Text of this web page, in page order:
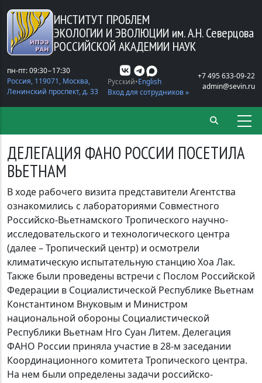
Перейти к основному содержанию
ИНСТИТУТ ПРОБЛЕМ
ЭКОЛОГИИ И ЭВОЛЮЦИИ им. А.Н. Северцова
РОССИЙСКОЙ АКАДЕМИИ НАУК
пн-пт: 09:30−17:30
Россия, 119071, Москва,
Ленинский проспект, д. 33
Русский English
Вход для сотрудников »
+7 495 633-09-22
admin@sevin.ru
ДЕЛЕГАЦИЯ ФАНО РОССИИ ПОСЕТИЛА
ВЬЕТНАМ
В ходе рабочего визита представители Агентства
ознакомились с лабораториями Совместного
Российско-Вьетнамского Тропического научно-
исследовательского и технологического центра
(далее – Тропический центр) и осмотрели
климатическую испытательную станцию Хоа Лак.
Также были проведены встречи с Послом Российской
Федерации в Социалистической Республике Вьетнам
Константином Внуковым и Министром
национальной обороны Социалистической
Республики Вьетнам Нго Суан Литем. Делегация
ФАНО России приняла участие в 28-м заседании
Координационного комитета Тропического центра.
На нем были определены задачи российско-